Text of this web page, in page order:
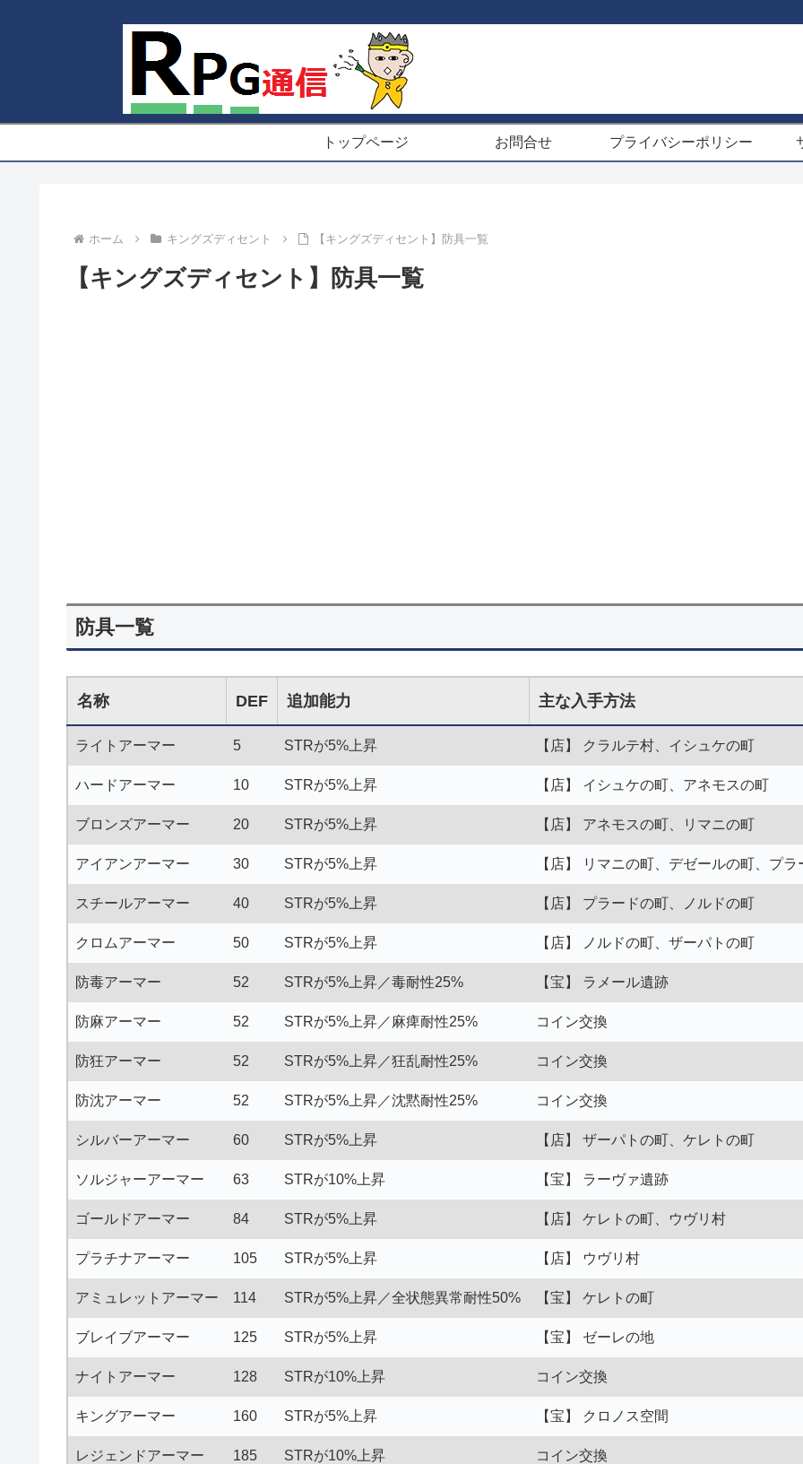
トップページ お問合せ プライバシーポリシー
ホーム キングズディセント 【キングズディセント】防具一覧
【キングズディセント】防具一覧
防具一覧
名称 DEF 追加能力 主な入手方法
ライトアーマー 5 STRが5%上昇 【店】 クラルテ村、イシュケの町
ハードアーマー 10 STRが5%上昇 【店】 イシュケの町、アネモスの町
ブロンズアーマー 20 STRが5%上昇 【店】 アネモスの町、リマニの町
アイアンアーマー 30 STRが5%上昇 【店】 リマニの町、デゼールの町、プラ
スチールアーマー 40 STRが5%上昇 【店】 プラードの町、ノルドの町
クロムアーマー 50 STRが5%上昇 【店】 ノルドの町、ザーパトの町
防毒アーマー 52 STRが5%上昇／毒耐性25% 【宝】 ラメール遺跡
防麻アーマー 52 STRが5%上昇／麻痺耐性25% コイン交換
防狂アーマー 52 STRが5%上昇／狂乱耐性25% コイン交換
防沈アーマー 52 STRが5%上昇／沈黙耐性25% コイン交換
シルバーアーマー 60 STRが5%上昇 【店】 ザーパトの町、ケレトの町
ソルジャーアーマー 63 STRが10%上昇 【宝】 ラーヴァ遺跡
ゴールドアーマー 84 STRが5%上昇 【店】 ケレトの町、ウヴリ村
プラチナアーマー 105 STRが5%上昇 【店】 ウヴリ村
アミュレットアーマー 114 STRが5%上昇／全状態異常耐性50% 【宝】 ケレトの町
ブレイブアーマー 125 STRが5%上昇 【宝】 ゼーレの地
ナイトアーマー 128 STRが10%上昇 コイン交換
キングアーマー 160 STRが5%上昇 【宝】 クロノス空間
レジェンドアーマー 185 STRが10%上昇 コイン交換